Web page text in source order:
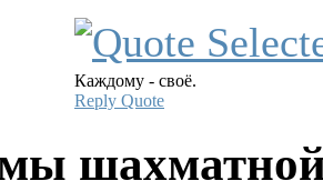
Каждому - своё.
Reply Quote